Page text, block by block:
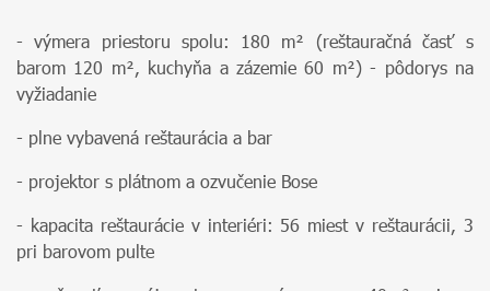
- výmera priestoru spolu: 180 m² (reštauračná časť s
barom 120 m², kuchyňa a zázemie 60 m²) - pôdorys na
vyžiadanie
- plne vybavená reštaurácia a bar
- projektor s plátnom a ozvučenie Bose
- kapacita reštaurácie v interiéri: 56 miest v reštaurácii, 3
pri barovom pulte